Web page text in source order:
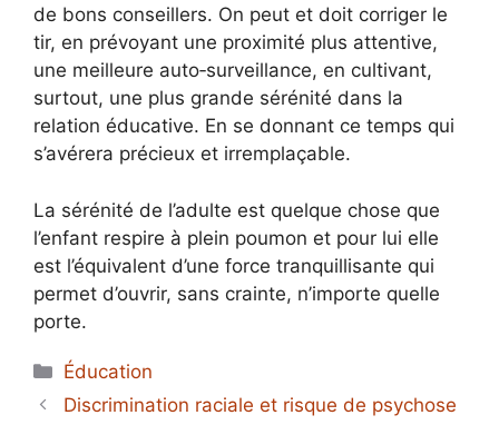
de bons conseillers. On peut et doit corriger le
tir, en prévoyant une proximité plus attentive,
une meilleure auto‑surveillance, en cultivant,
surtout, une plus grande sérénité dans la
relation éducative. En se donnant ce temps qui
s’avérera précieux et irremplaçable.
La sérénité de l’adulte est quelque chose que
l’enfant respire à plein poumon et pour lui elle
est l’équivalent d’une force tranquillisante qui
permet d’ouvrir, sans crainte, n’importe quelle
porte.
Catégories
Éducation
Discrimination raciale et risque de psychose